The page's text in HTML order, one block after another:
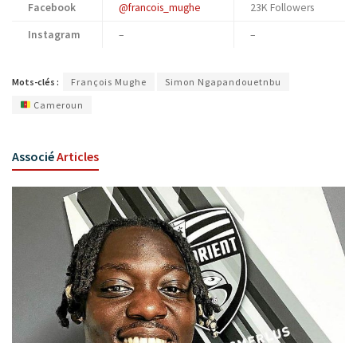
Facebook @francois_mughe
23K Followers
Instagram
– –
Mots-clés : François Mughe
Simon Ngapandouetnbu
Cameroun
AssociéArticles